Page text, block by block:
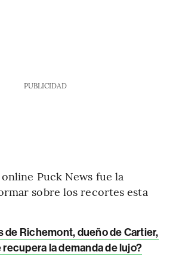
PUBLICIDAD
Puck News fue la
sobre los recortes esta
de Richemont, dueño de Cartier,
recupera la demanda de lujo?